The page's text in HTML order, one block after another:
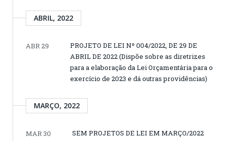
ABRIL, 2022
ABR 29
PROJETO DE LEI Nº 004/2022, DE 29 DE
ABRIL DE 2022 (Dispõe sobre as diretrizes
para a elaboração da Lei Orçamentária para o
exercício de 2023 e dá outras providências)
MARÇO, 2022
MAR 30 SEM PROJETOS DE LEI EM MARÇO/2022